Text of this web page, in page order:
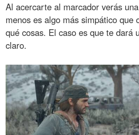
Al acercarte al marcador verás
menos es algo más simpático que
qué cosas. El caso es que te dará
claro.